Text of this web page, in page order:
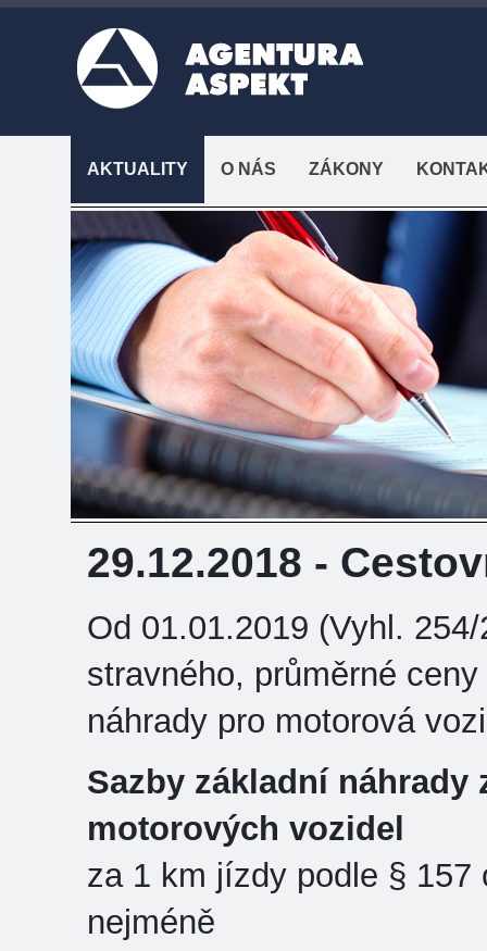
AKTUALITY O NÁS ZÁKONY
29.12.2018 -
Od 01.01.2019 (Vyhl.
stravného, průměrné
náhrady pro motorová
Sazby základní
motorových vozidel
za 1 km jízdy podle §
nejméně